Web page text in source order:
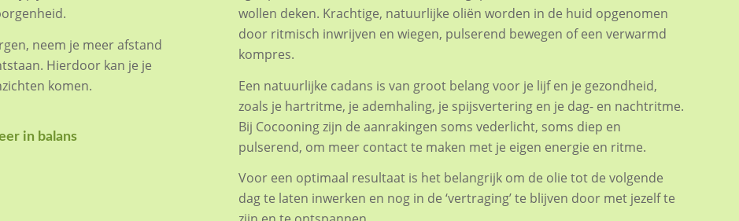
neem je meer afstand
Hierdoor kan je je
komen.
in balans
wollen deken. Krachtige, natuurlijke oliën worden in de huid opgenomen
door ritmisch inwrijven en wiegen, pulserend bewegen of een verwarmd
kompres.
Een natuurlijke cadans is van groot belang voor je lijf en je gezondheid,
zoals je hartritme, je ademhaling, je spijsvertering en je dag- en nachtritme.
Bij Cocooning zijn de aanrakingen soms vederlicht, soms diep en
pulserend, om meer contact te maken met je eigen energie en ritme.
Voor een optimaal resultaat is het belangrijk om de olie tot de volgende
dag te laten inwerken en nog in de ‘vertraging’ te blijven door met jezelf te